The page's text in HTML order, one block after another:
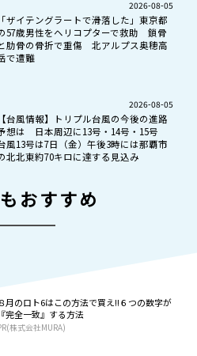
2026-08-05
「ザイテングラートで滑落した」東京都
57歳男性をヘリコプターで救助 鎖骨
肋骨の骨折で重傷 北アルプス奥穂高
で遭難
2026-08-05
【台風情報】トリプル台風の今後の進路
想は 日本周辺に13号・14号・15号
風13号は7日（金）午後3時には那覇市
北北東約70キロに達する見込み
おすすめ
８月のロト6はこの方法で買え!!６つの数字が
『完全一致』する方法
株式会社MURA)